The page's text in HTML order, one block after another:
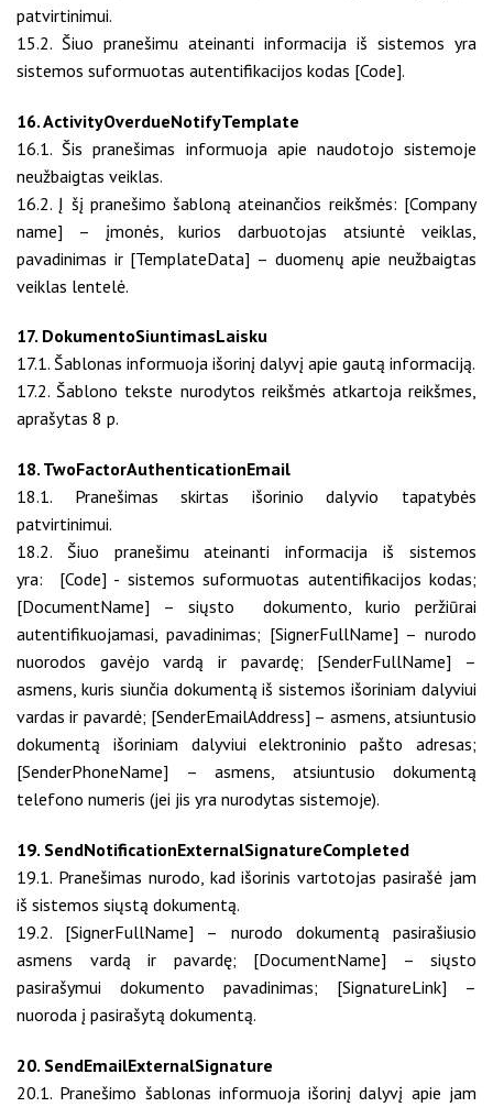
patvirtinimui.
15.2. Šiuo pranešimu ateinanti informacija iš sistemos yra
sistemos suformuotas autentifikacijos kodas [Code].
16. ActivityOverdueNotifyTemplate
16.1. Šis pranešimas informuoja apie naudotojo sistemoje
neužbaigtas veiklas.
16.2. Į šį pranešimo šabloną ateinančios reikšmės: [Company
name] – įmonės, kurios darbuotojas atsiuntė veiklas,
pavadinimas ir [TemplateData] – duomenų apie neužbaigtas
veiklas lentelė.
17. DokumentoSiuntimasLaisku
17.1. Šablonas informuoja išorinį dalyvį apie gautą informaciją.
17.2. Šablono tekste nurodytos reikšmės atkartoja reikšmes,
aprašytas 8 p.
18. TwoFactorAuthenticationEmail
18.1. Pranešimas skirtas išorinio dalyvio tapatybės
patvirtinimui.
18.2. Šiuo pranešimu ateinanti informacija iš sistemos
yra: [Code] - sistemos suformuotas autentifikacijos kodas;
[DocumentName] – siųsto dokumento, kurio peržiūrai
autentifikuojamasi, pavadinimas; [SignerFullName] – nurodo
nuorodos gavėjo vardą ir pavardę; [SenderFullName] –
asmens, kuris siunčia dokumentą iš sistemos išoriniam dalyviui
vardas ir pavardė; [SenderEmailAddress] – asmens, atsiuntusio
dokumentą išoriniam dalyviui elektroninio pašto adresas;
[SenderPhoneName] – asmens, atsiuntusio dokumentą
telefono numeris (jei jis yra nurodytas sistemoje).
19. SendNotificationExternalSignatureCompleted
19.1. Pranešimas nurodo, kad išorinis vartotojas pasirašė jam
iš sistemos siųstą dokumentą.
19.2. [SignerFullName] – nurodo dokumentą pasirašiusio
asmens vardą ir pavardę; [DocumentName] – siųsto
pasirašymui dokumento pavadinimas; [SignatureLink] –
nuoroda į pasirašytą dokumentą.
20. SendEmailExternalSignature
20.1. Pranešimo šablonas informuoja išorinį dalyvį apie jam